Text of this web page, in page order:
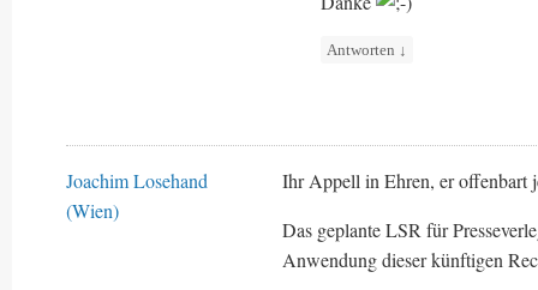
Antworten ↓
Joachim Losehand
(Wien)
Ihr Appell in Ehren, er offenbart
Das geplante LSR für
Anwendung dieser künftigen